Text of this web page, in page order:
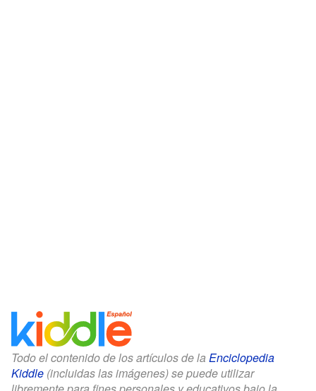
Todo el contenido de los artículos de la Enciclopedia
Kiddle (incluidas las imágenes) se puede utilizar